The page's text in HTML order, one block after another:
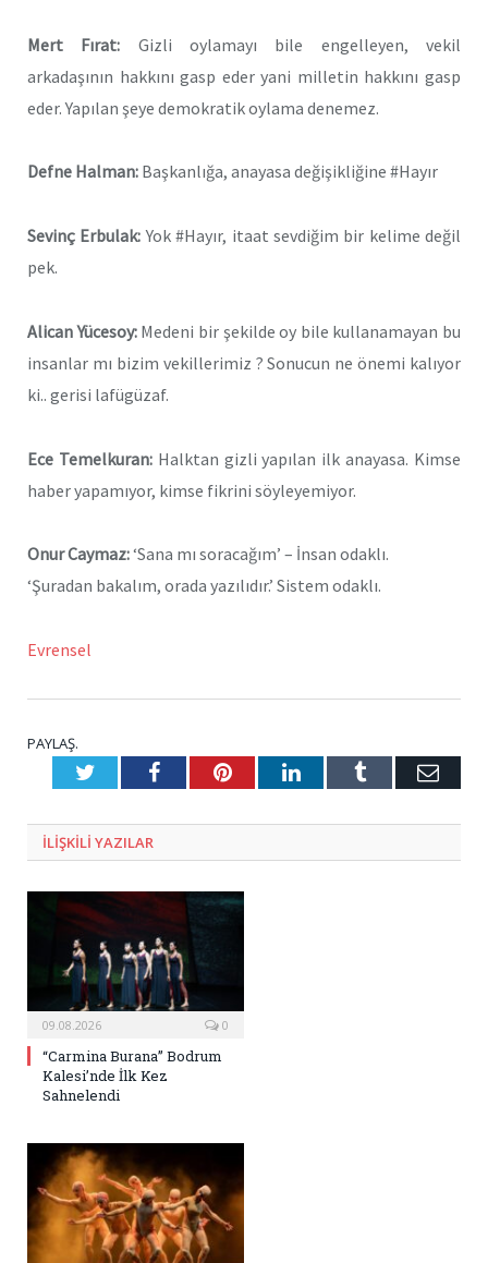
Mert Fırat: Gizli oylamayı bile engelleyen, vekil
arkadaşının hakkını gasp eder yani milletin hakkını gasp
eder. Yapılan şeye demokratik oylama denemez.
Defne Halman: Başkanlığa, anayasa değişikliğine #Hayır
Sevinç Erbulak:Yok #Hayır, itaat sevdiğim bir kelime değil
pek.
Alican Yücesoy: Medeni bir şekilde oy bile kullanamayan bu
insanlar mı bizim vekillerimiz ? Sonucun ne önemi kalıyor
ki.. gerisi lafügüzaf.
Ece Temelkuran: Halktan gizli yapılan ilk anayasa. Kimse
haber yapamıyor, kimse fikrini söyleyemiyor.
Onur Caymaz:‘Sana mı soracağım’ – İnsan odaklı.
‘Şuradan bakalım, orada yazılıdır.’ Sistem odaklı.
Evrensel
PAYLAŞ.
TwitterFacebookPinterestLinkedInTumblr E-
ILIŞKILI YAZILAR
09.08.2026 0
“Carmina Burana” Bodrum
Kalesi’nde İlk Kez
Sahnelendi